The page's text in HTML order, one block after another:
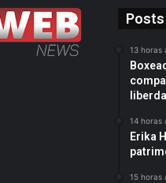
13 horas
14 horas
Erika
15 horas